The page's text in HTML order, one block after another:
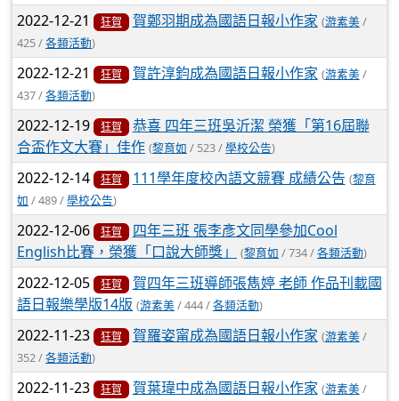
2022-12-21 狂賀 賀鄭羽期成為國語日報小作家 (游素美/
425 /各類活動)
2022-12-21 狂賀 賀許淳鈞成為國語日報小作家 (游素美/
437 /各類活動)
2022-12-19 狂賀
恭喜 四年三班吳沂潔 榮獲「第16屆聯
合盃作文大賽」佳作 (黎育如 / 523 /學校公告)
2022-12-14 狂賀 111學年度校內語文競賽 成績公告 (黎育
如 / 489 /學校公告)
2022-12-06 狂賀
四年三班 張李彥文同學參加Cool
English比賽，榮獲「口說大師獎」
(黎育如 / 734 /各類活動)
2022-12-05 狂賀
賀四年三班導師張雋婷 老師 作品刊載國
語日報樂學版14版 (游素美/ 444 /各類活動)
2022-11-23 狂賀 賀羅姿甯成為國語日報小作家 (游素美/
352 /各類活動)
2022-11-23 狂賀 賀葉瑋中成為國語日報小作家 (游素美/